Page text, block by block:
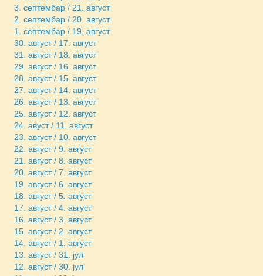
3. септембар / 21. август
2. септембар / 20. август
1. септембар / 19. август
30. август / 17. август
31. август / 18. август
29. август / 16. август
28. август / 15. август
27. август / 14. август
26. август / 13. август
25. август / 12. август
24. авуст / 11. август
23. август / 10. август
22. август / 9. август
21. август / 8. август
20. август / 7. август
19. август / 6. август
18. август / 5. август
17. август / 4. август
16. август / 3. август
15. август / 2. август
14. август / 1. август
13. август / 31. јул
12. август / 30. јул